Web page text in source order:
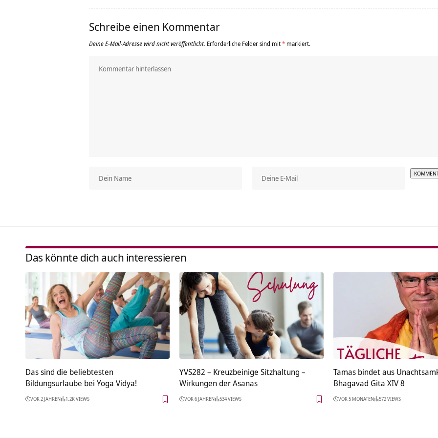
Schreibe einen Kommentar
Deine E-Mail-Adresse wird nicht veröffentlicht. Erforderliche Felder sind mit* markiert.
Das könnte dich auch interessieren
Das sind die beliebtesten
Bildungsurlaube bei Yoga Vidya!
VOR 2 JAHREN 1.2K VIEWS
YVS282 – Kreuzbeinige Sitzhaltung –
Wirkungen der Asanas
VOR 6 JAHREN 534 VIEWS
Tamas bindet aus
Bhagavad Gita XIV 8
VOR 5 MONATEN 572 VIEWS